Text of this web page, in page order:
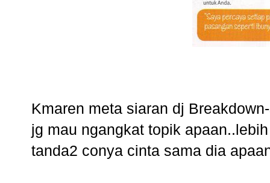
Kmaren meta siaran dj
jg mau ngangkat topik
tanda2 conya cinta sama dia